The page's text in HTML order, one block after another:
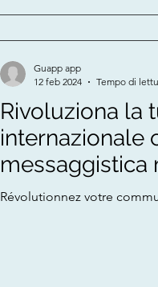
Rivoluziona la
internazionale
messaggistica
Révolutionnez votre
Guapp app
12 feb 2024
Tempo di